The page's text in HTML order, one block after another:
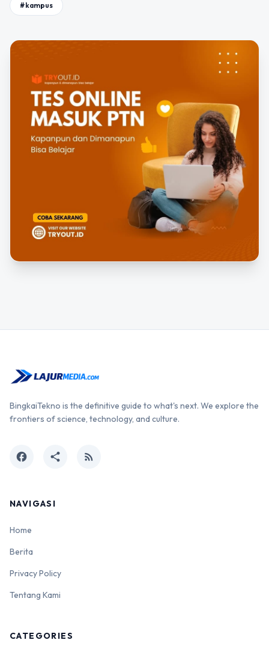
#kampus
BingkaiTekno is the definitive guide to what's next. We explore the
frontiers of science, technology, and culture.
facebook share rss_feed
NAVIGASI
Home
Berita
Privacy Policy
Tentang Kami
CATEGORIES